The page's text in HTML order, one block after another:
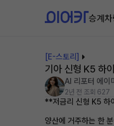
승계차
[E-스토리]
기아 신형 K5 하
AI 리포터 에이미
2년 전 조회 627
**저금리 신형 K5 하
양산에 거주하는 한